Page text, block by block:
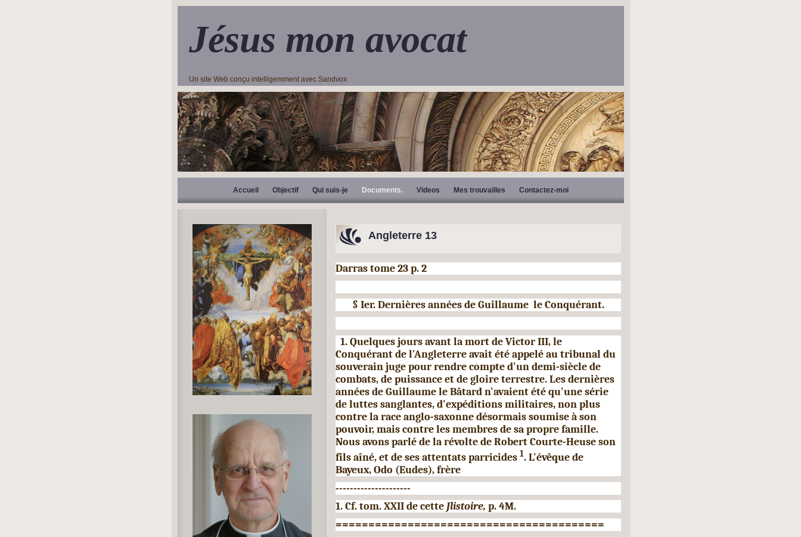
Jésus mon avocat
Un site Web conçu intelligemment avec Sandvox
Accueil Objectif Qui suis-je Documents. Videos Mes trouvailles Contactez-moi
Angleterre 13
Darras tome 23 p. 2
§ Ier. Dernières années deGuillaumele Conquérant.
1. Quelques jours avant la mort de VictorIII,le
Conquérant del'Angleterre avait été appelé au tribunal du
souverain juge pour rendre compte d'un demi-siècle de
combats, de puissance et de gloire terrestre. Les dernières
années de Guillaume le Bâtardn'avaient été qu'une série
de luttes sanglantes, d'expéditions mili­taires, non plus
contre la race anglo-saxonne désormais soumise à son
pouvoir, mais contre les membres de sa propre famille.
Nousavons parlé de la révolte de Robert Courte-Heuse son
fils aîné, etde ses attentats parricides 1. L'évêque de
Bayeux, Odo (Eudes), frère
---------------------
1. Cf. tom.XXIIde cette Jlistoire, p. 4M.
=========================================